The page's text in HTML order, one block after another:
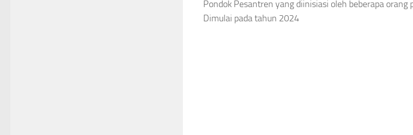
Pondok Pesantren yang diinisiasi oleh beberapa orang
Dimulai pada tahun 2024